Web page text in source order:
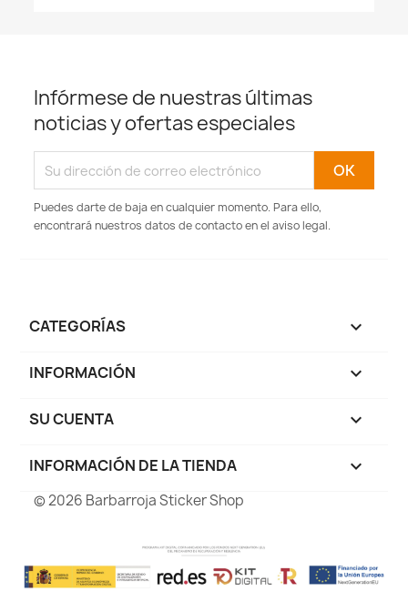
Infórmese de nuestras últimas
noticias y ofertas especiales
Puedes darte de baja en cualquier momento. Para ello,
encontrará nuestros datos de contacto en el aviso legal.
CATEGORÍAS 
INFORMACIÓN 
SU CUENTA 
INFORMACIÓN DE LA TIENDA keyboard_arrow_down
© 2026 Barbarroja Sticker Shop